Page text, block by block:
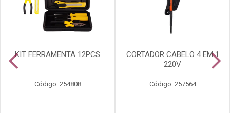
KIT FERRAMENTA 12PCS
Código: 254808
CORTADOR CABELO 4 EM 1
220V
Código: 257564